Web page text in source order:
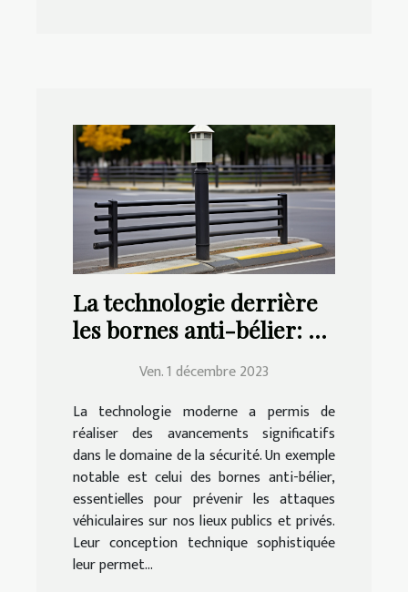
La technologie derrière
les bornes anti-bélier: un
Ven. 1 décembre 2023
La technologie moderne a permis de
réaliser des avancements significatifs
dans le domaine de la sécurité. Un exemple
notable est celui des bornes anti-bélier,
essentielles pour prévenir les attaques
véhiculaires sur nos lieux publics et privés.
Leur conception technique sophistiquée
leur permet...